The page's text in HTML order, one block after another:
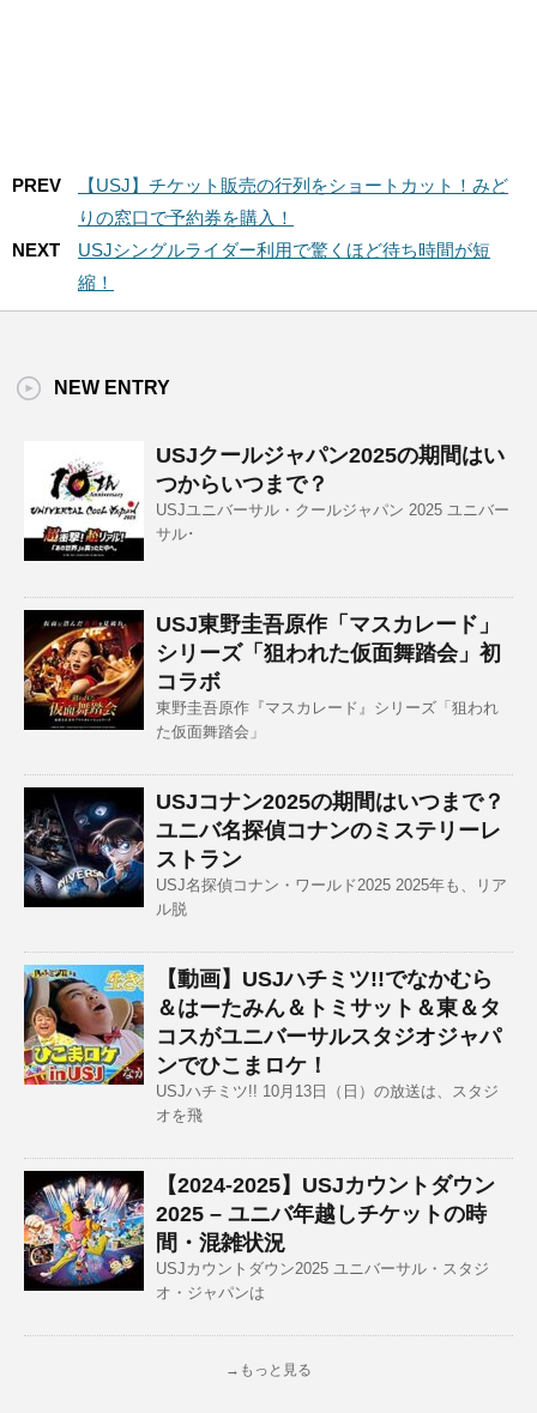
PREV
【USJ】チケット販売の行列をショートカット！みど
りの窓口で予約券を購入！
NEXT
USJシングルライダー利用で驚くほど待ち時間が短
縮！
NEW ENTRY
USJクールジャパン2025の期間はい
つからいつまで？
USJユニバーサル・クールジャパン 2025 ユニバー
サル･
USJ東野圭吾原作「マスカレード」
シリーズ「狙われた仮面舞踏会」初
コラボ
東野圭吾原作『マスカレード』シリーズ「狙われ
た仮面舞踏会」
USJコナン2025の期間はいつまで？
ユニバ名探偵コナンのミステリーレ
ストラン
USJ名探偵コナン・ワールド2025 2025年も、リア
ル脱
【動画】USJハチミツ!!でなかむら
＆はーたみん＆トミサット＆東＆タ
コスがユニバーサルスタジオジャパ
ンでひこまロケ！
USJハチミツ!! 10月13日（日）の放送は、スタジ
オを飛
【2024-2025】USJカウントダウン
2025 – ユニバ年越しチケットの時
間・混雑状況
USJカウントダウン2025 ユニバーサル・スタジ
オ・ジャパンは
→もっと見る